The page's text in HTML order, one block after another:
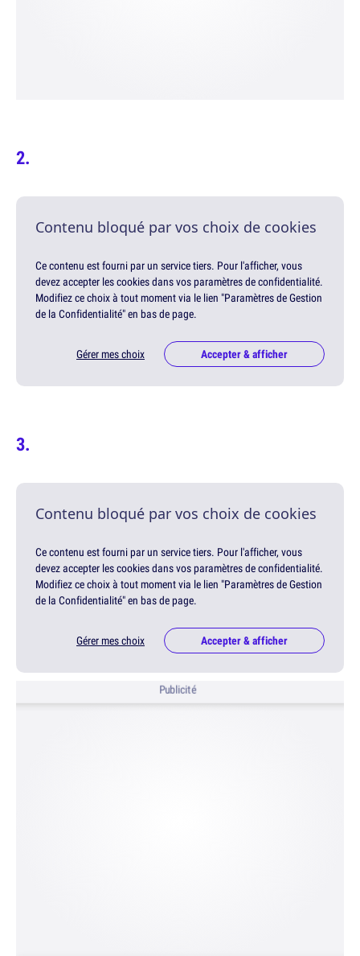
Contenu bloqué par vos choix de cookies
Ce contenu est fourni par un service tiers. Pour l'afficher, vous
devez accepter les cookies dans vos paramètres de confidentialité.
Modifiez ce choix à tout moment via le lien "Paramètres de Gestion
de la Confidentialité" en bas de page.
Gérer mes choix Accepter & afficher
Contenu bloqué par vos choix de cookies
Ce contenu est fourni par un service tiers. Pour l'afficher, vous
devez accepter les cookies dans vos paramètres de confidentialité.
Modifiez ce choix à tout moment via le lien "Paramètres de Gestion
de la Confidentialité" en bas de page.
Gérer mes choix Accepter & afficher
Publicité